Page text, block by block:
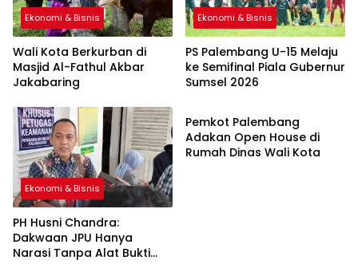
Ekonomi & Bisnis
Wali Kota Berkurban di
Masjid Al-Fathul Akbar
Jakabaring
Ekonomi & Bisnis
PS Palembang U-15 Melaju
ke Semifinal Piala Gubernur
Sumsel 2026
Ekonomi & Bisnis
PH Husni Chandra:
Dakwaan JPU Hanya
Narasi Tanpa Alat Bukti
Ekonomi & Bisnis
Pemkot Palembang
Adakan Open House di
Rumah Dinas Wali Kota